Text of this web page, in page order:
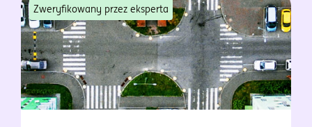
Zweryfikowany przez eksperta